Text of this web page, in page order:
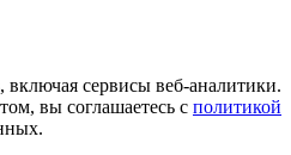
включая сервисы веб-аналитики.
вы соглашаетесь с политикой